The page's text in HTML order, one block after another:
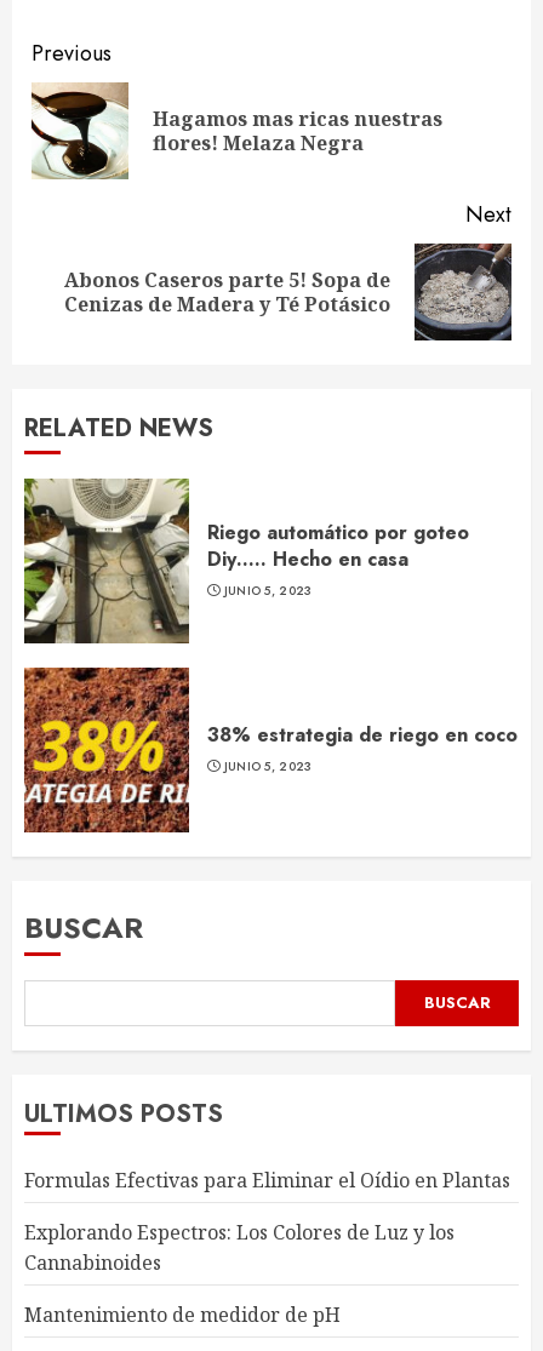
Continue
Reading
Previous
Hagamos mas ricas nuestras
flores! Melaza Negra
Next
Next
post:
Abonos Caseros parte 5! Sopa de
Cenizas de Madera y Té Potásico
RELATED NEWS
Riego automático por goteo
Diy….. Hecho en casa
JUNIO 5, 2023
38% estrategia de riego en coco
JUNIO 5, 2023
BUSCAR
BUSCAR
ULTIMOS POSTS
Formulas Efectivas para Eliminar el Oídio en Plantas
Explorando Espectros: Los Colores de Luz y los
Cannabinoides
Mantenimiento de medidor de pH